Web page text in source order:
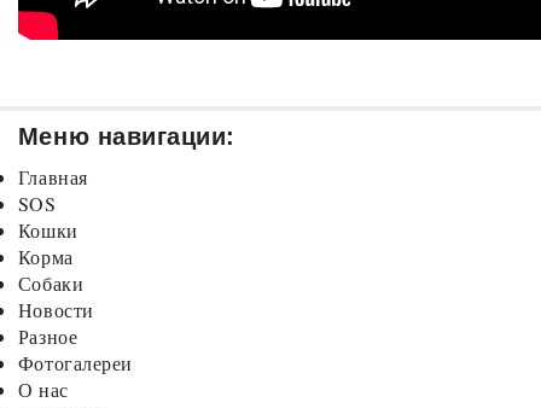
Меню навигации:
Главная
SOS
Кошки
Корма
Собаки
Новости
Разное
Фотогалереи
О нас